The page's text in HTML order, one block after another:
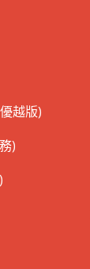
越版)
)